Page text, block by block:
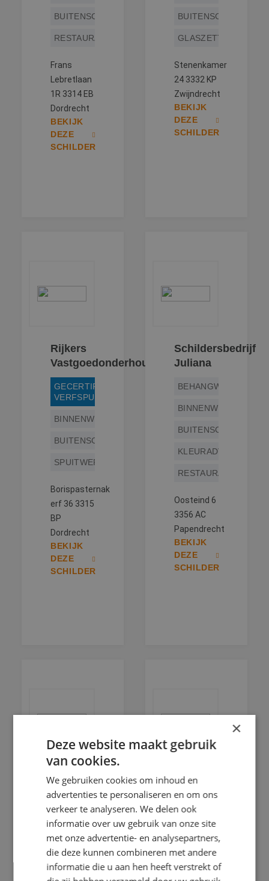
BUITENSCHILDERWERK
RESTAURATIEWERK
Frans
Lebretlaan
1R 3314 EB
Dordrecht
BEKIJK
DEZE
SCHILDER
GLASZETTEN
Stenenkamer
24 3332 KP
Zwijndrecht
BEKIJK
DEZE
SCHILDER
Rijkers
Vastgoedonderhoud
GECERTIFICEERD
VERFSPUITER
BINNENWERK
BUITENSCHILDERWERK
SPUITWERK
Borispasternak
erf 36 3315
BP
Dordrecht
BEKIJK
DEZE
SCHILDER
Schildersbedrijf
Juliana
BEHANGWERK
BINNENWERK
KLEURADVIES
RESTAURATIEWERK
Oosteind 6
3356 AC
Papendrecht
BEKIJK
DEZE
SCHILDER
Van der
Ham
Schilderwerken
GECERTIFICEERD
VERFSPUITER
BEHANGWERK
Bakker -
Schilder
&
Behangwerken
BEHANGWERK
BINNENWERK
×
Deze website maakt gebruik
van cookies.
We gebruiken cookies om inhoud en
advertenties te personaliseren en om ons
verkeer te analyseren. We delen ook
informatie over uw gebruik van onze site
met onze advertentie- en analysepartners,
die deze kunnen combineren met andere
informatie die u aan hen heeft verstrekt of